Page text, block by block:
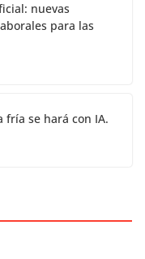
nuevas
para las
fría se hará con IA.